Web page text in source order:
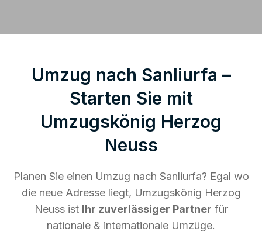
Umzug nach Sanliurfa –
Starten Sie mit
Umzugskönig Herzog
Neuss
Planen Sie einen Umzug nach Sanliurfa? Egal wo
die neue Adresse liegt, Umzugskönig Herzog
Neuss ist Ihr zuverlässiger Partner für
nationale & internationale Umzüge.